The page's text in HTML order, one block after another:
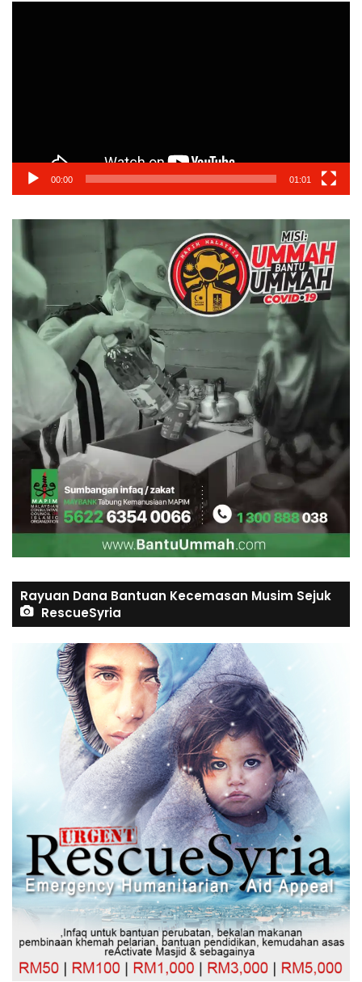
00:00 01:01
Rayuan Dana Bantuan Kecemasan Musim Sejuk
RescueSyria